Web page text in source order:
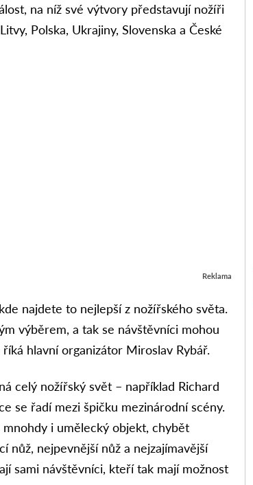
na níž své výtvory představují nožíři
Polska, Ukrajiny, Slovenska a České
Reklama
najdete to nejlepší z nožířského světa.
výběrem, a tak se návštěvníci mohou
hlavní organizátor Miroslav Rybář.
celý nožířský svět – například Richard
se řadí mezi špičku mezinárodní scény.
i umělecký objekt, chybět
nůž, nejpevnější nůž a nejzajímavější
sami návštěvníci, kteří tak mají možnost